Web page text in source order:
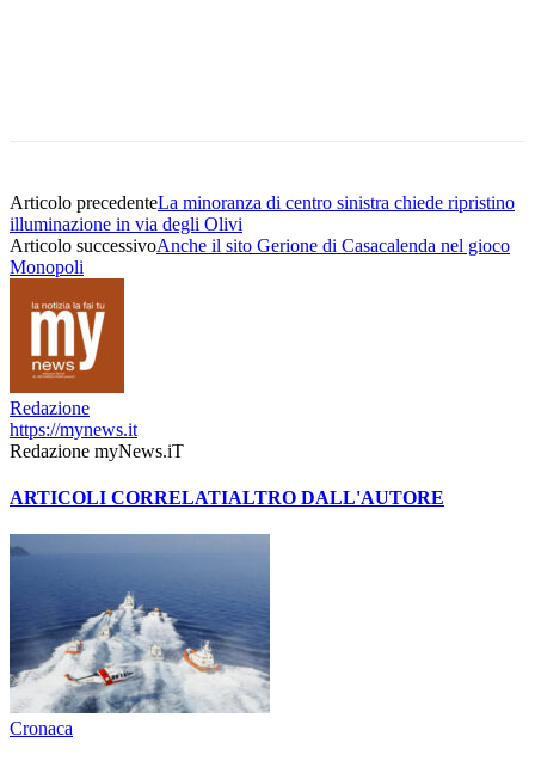
Articolo precedenteLa minoranza di centro sinistra chiede ripristino
illuminazione in via degli Olivi
Articolo successivoAnche il sito Gerione di Casacalenda nel gioco
Monopoli
Redazione
https://mynews.it
Redazione myNews.iT
ARTICOLI CORRELATIALTRO DALL'AUTORE
Cronaca